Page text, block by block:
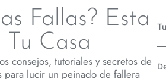
Fallas? Esta
Tu Casa
consejos, tutoriales y secretos de
para lucir un peinado de fallera